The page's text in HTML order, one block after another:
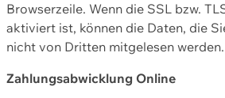
Browserzeile. Wenn die SSL bzw.
aktiviert ist, können die Daten, die
nicht von Dritten mitgelesen werden.
Zahlungsabwicklung Online